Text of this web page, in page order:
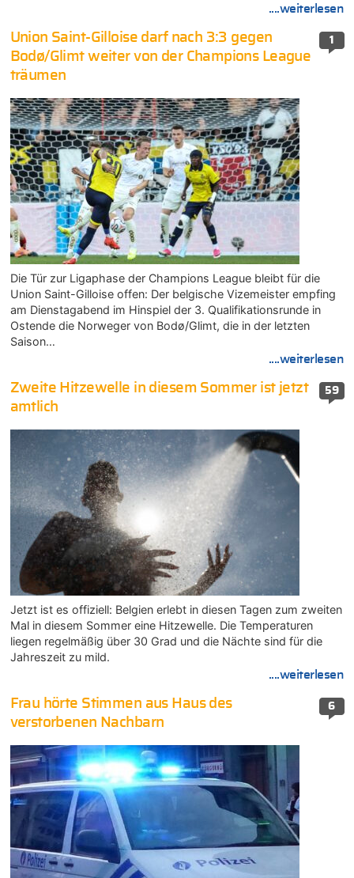
....weiterlesen
1
Union Saint-Gilloise darf nach 3:3 gegen
Bodø/Glimt weiter von der Champions League
träumen
Die Tür zur Ligaphase der Champions League bleibt für die
Union Saint-Gilloise offen: Der belgische Vizemeister empfing
am Dienstagabend im Hinspiel der 3. Qualifikationsrunde in
Ostende die Norweger von Bodø/Glimt, die in der letzten
Saison…
....weiterlesen
59
Zweite Hitzewelle in diesem Sommer ist jetzt
amtlich
Jetzt ist es offiziell: Belgien erlebt in diesen Tagen zum zweiten
Mal in diesem Sommer eine Hitzewelle. Die Temperaturen
liegen regelmäßig über 30 Grad und die Nächte sind für die
Jahreszeit zu mild.
....weiterlesen
6
Frau hörte Stimmen aus Haus des
verstorbenen Nachbarn